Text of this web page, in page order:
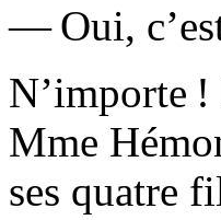
— Oui,
N’importe
Mme
ses quatre